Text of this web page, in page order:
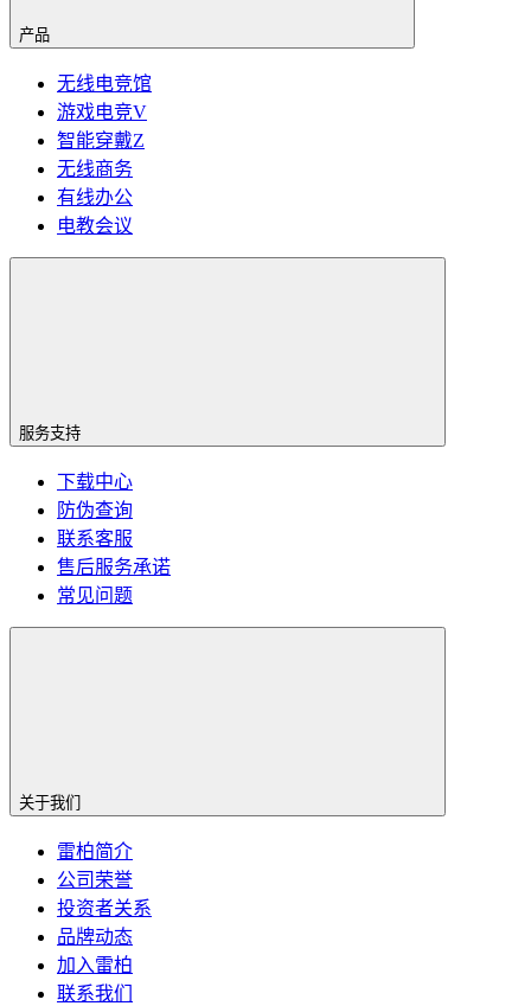
产品
无线电竞馆
游戏电竞V
智能穿戴Z
无线商务
有线办公
电教会议
服务支持
下载中心
防伪查询
联系客服
售后服务承诺
常见问题
关于我们
雷柏简介
公司荣誉
投资者关系
品牌动态
加入雷柏
联系我们